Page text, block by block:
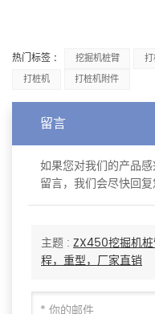
热门标签 : 挖掘机桩臂
打桩机
打桩机附件
留言
如果您对我们的产品
留言，我们会尽快回复
主题 : ZX450挖掘机
程，重型，厂家直销